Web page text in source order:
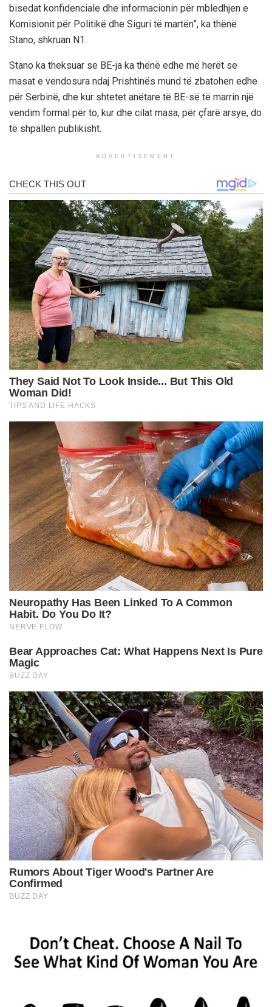
bisedat konfidenciale dhe informacionin për mbledhjen e
Komisionit për Politikë dhe Siguri të martën”, ka thënë
Stano, shkruan N1.
Stano ka theksuar se BE-ja ka thënë edhe më herët se
masat e vendosura ndaj Prishtinës mund të zbatohen edhe
për Serbinë, dhe kur shtetet anëtare të BE-së të marrin një
vendim formal për to, kur dhe cilat masa, për çfarë arsye, do
të shpallen publikisht.
ADVERTISEMENT